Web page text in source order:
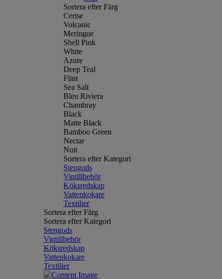
Sortera efter Färg
Cerise
Volcanic
Meringue
Shell Pink
White
Azure
Deep Teal
Flint
Sea Salt
Bleu Riviera
Chambray
Black
Matte Black
Bamboo Green
Nectar
Nuit
Sortera efter Kategori
Stengods
Vintillbehör
Köksredskap
Vattenkokare
Textilier
Sortera efter Färg
Sortera efter Kategori
Stengods
Vintillbehör
Köksredskap
Vattenkokare
Textilier